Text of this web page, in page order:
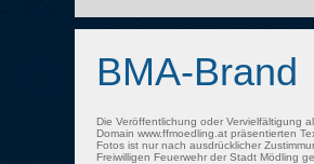
BMA-Brand
Die Veröffentlichung oder Vervielfältigung
Domain www.ffmoedling.at präsentierten
Fotos ist nur nach ausdrücklicher
Freiwilligen Feuerwehr der Stadt Mödling